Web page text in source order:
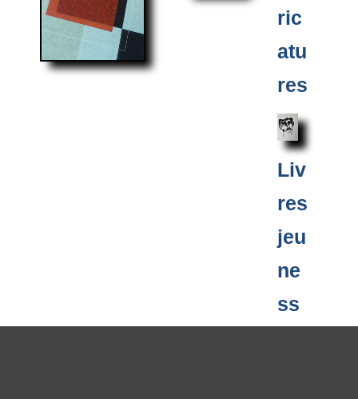
ric
atu
res
Liv
res
jeu
ne
ss